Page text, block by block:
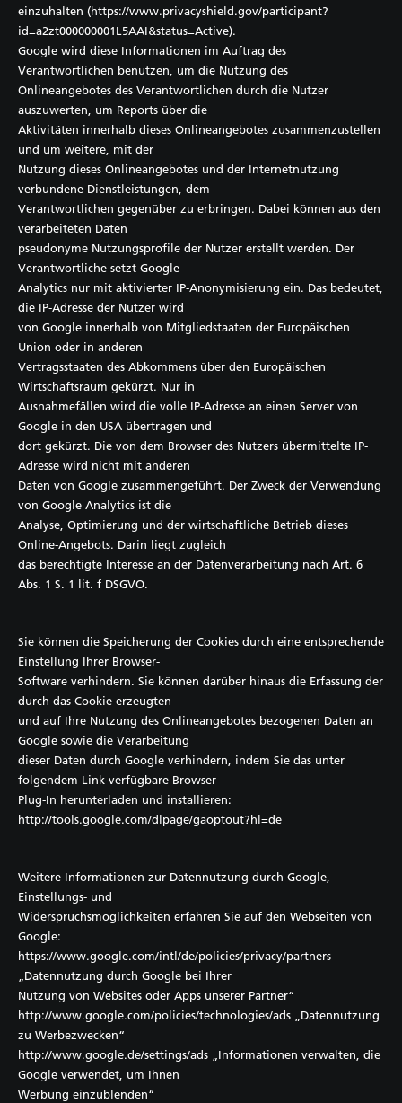
einzuhalten (https://www.privacyshield.gov/participant?
id=a2zt000000001L5AAI&status=Active).
Google wird diese Informationen im Auftrag des
Verantwortlichen benutzen, um die Nutzung des
Onlineangebotes des Verantwortlichen durch die Nutzer
auszuwerten, um Reports über die
Aktivitäten innerhalb dieses Onlineangebotes zusammenzustellen
und um weitere, mit der
Nutzung dieses Onlineangebotes und der Internetnutzung
verbundene Dienstleistungen, dem
Verantwortlichen gegenüber zu erbringen. Dabei können aus den
verarbeiteten Daten
pseudonyme Nutzungsprofile der Nutzer erstellt werden. Der
Verantwortliche setzt Google
Analytics nur mit aktivierter IP-Anonymisierung ein. Das bedeutet,
die IP-Adresse der Nutzer wird
von Google innerhalb von Mitgliedstaaten der Europäischen
Union oder in anderen
Vertragsstaaten des Abkommens über den Europäischen
Wirtschaftsraum gekürzt. Nur in
Ausnahmefällen wird die volle IP-Adresse an einen Server von
Google in den USA übertragen und
dort gekürzt. Die von dem Browser des Nutzers übermittelte IP-
Adresse wird nicht mit anderen
Daten von Google zusammengeführt. Der Zweck der Verwendung
von Google Analytics ist die
Analyse, Optimierung und der wirtschaftliche Betrieb dieses
Online-Angebots. Darin liegt zugleich
das berechtigte Interesse an der Datenverarbeitung nach Art. 6
Abs. 1 S. 1 lit. f DSGVO.
Sie können die Speicherung der Cookies durch eine entsprechende
Einstellung Ihrer Browser-
Software verhindern. Sie können darüber hinaus die Erfassung der
durch das Cookie erzeugten
und auf Ihre Nutzung des Onlineangebotes bezogenen Daten an
Google sowie die Verarbeitung
dieser Daten durch Google verhindern, indem Sie das unter
folgendem Link verfügbare Browser-
Plug-In herunterladen und installieren:
http://tools.google.com/dlpage/gaoptout?hl=de
Weitere Informationen zur Datennutzung durch Google,
Einstellungs- und
Widerspruchsmöglichkeiten erfahren Sie auf den Webseiten von
Google:
https://www.google.com/intl/de/policies/privacy/partners
„Datennutzung durch Google bei Ihrer
Nutzung von Websites oder Apps unserer Partner“
http://www.google.com/policies/technologies/ads „Datennutzung
zu Werbezwecken“
http://www.google.de/settings/ads „Informationen verwalten, die
Google verwendet, um Ihnen
Werbung einzublenden“